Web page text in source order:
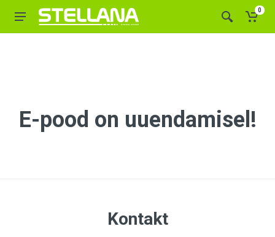
0
E-pood on uuendamisel!
Kontakt